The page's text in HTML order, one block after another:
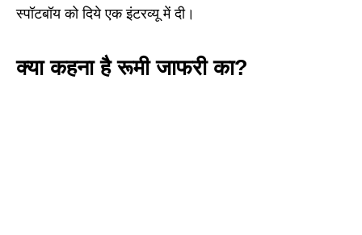
स्पॉटबॉय को दिये एक इंटरव्यू में दी।
क्या कहना है रूमी जाफरी का?